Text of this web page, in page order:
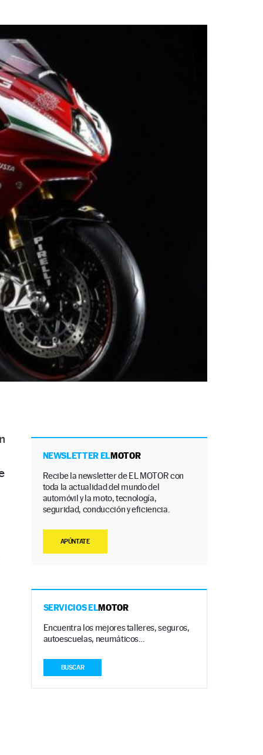
NEWSLETTER ELMOTOR
Recibe la newsletter de EL MOTOR con
toda la actualidad del mundo del
automóvil y la moto, tecnología,
seguridad, conducción y eficiencia.
APÚNTATE
SERVICIOS ELMOTOR
Encuentra los mejores talleres, seguros,
autoescuelas, neumáticos…
BUSCAR